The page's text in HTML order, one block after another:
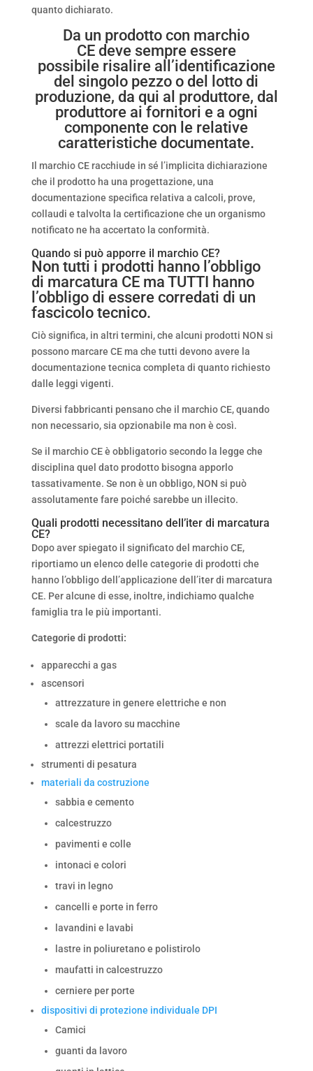
quanto dichiarato.
Da un prodotto con marchio
CE deve sempre essere
possibile risalire all’identificazione
del singolo pezzo o del lotto di
produzione, da qui al produttore, dal
produttore ai fornitori e a ogni
componente con le relative
caratteristiche documentate.
Il marchio CE racchiude in sé l’implicita dichiarazione
che il prodotto ha una progettazione, una
documentazione specifica relativa a calcoli, prove,
collaudi e talvolta la certificazione che un organismo
notificato ne ha accertato la conformità.
Quando si può apporre il marchio CE?
Non tutti i prodotti hanno l’obbligo
di marcatura CE ma TUTTI hanno
l’obbligo di essere corredati di un
fascicolo tecnico.
Ciò significa, in altri termini, che alcuni prodotti NON si
possono marcare CE ma che tutti devono avere la
documentazione tecnica completa di quanto richiesto
dalle leggi vigenti.
Diversi fabbricanti pensano che il marchio CE, quando
non necessario, sia opzionabile ma non è così.
Se il marchio CE è obbligatorio secondo la legge che
disciplina quel dato prodotto bisogna apporlo
tassativamente. Se non è un obbligo, NON si può
assolutamente fare poiché sarebbe un illecito.
Quali prodotti necessitano dell’iter di marcatura
CE?
Dopo aver spiegato il significato del marchio CE,
riportiamo un elenco delle categorie di prodotti che
hanno l’obbligo dell’applicazione dell’iter di marcatura
CE. Per alcune di esse, inoltre, indichiamo qualche
famiglia tra le più importanti.
Categorie di prodotti:
apparecchi a gas
ascensori
attrezzature in genere elettriche e non
scale da lavoro su macchine
attrezzi elettrici portatili
strumenti di pesatura
materiali da costruzione
sabbia e cemento
calcestruzzo
pavimenti e colle
intonaci e colori
travi in legno
cancelli e porte in ferro
lavandini e lavabi
lastre in poliuretano e polistirolo
maufatti in calcestruzzo
cerniere per porte
dispositivi di protezione individuale DPI
Camici
guanti da lavoro